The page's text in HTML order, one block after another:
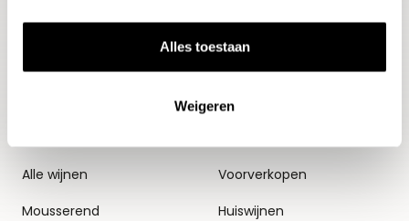
Alles toestaan
Weigeren
Alle wijnen
Mousserend
Thema's
Voorverkopen
Huiswijnen